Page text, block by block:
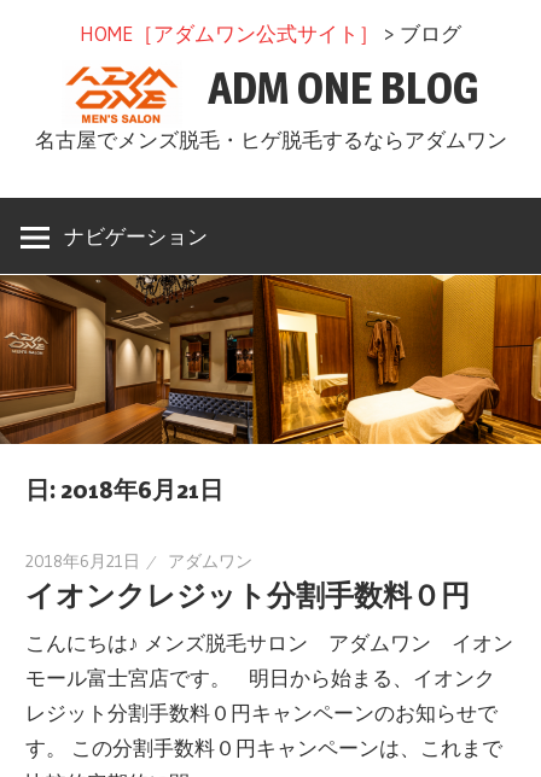
へ
ッ
プ
HOME［アダムワン公式サイト］ > ブログ
ADM ONE BLOG
名古屋でメンズ脱毛・ヒゲ脱毛するならアダムワン
ナビゲーション
日: 2018年6月21日
2018年6月21日 アダムワン
イオンクレジット分割手数料０円
こんにちは♪ メンズ脱毛サロン アダムワン イオン
モール富士宮店です。 明日から始まる、イオンク
レジット分割手数料０円キャンペーンのお知らせで
す。 この分割手数料０円キャンペーンは、これまで